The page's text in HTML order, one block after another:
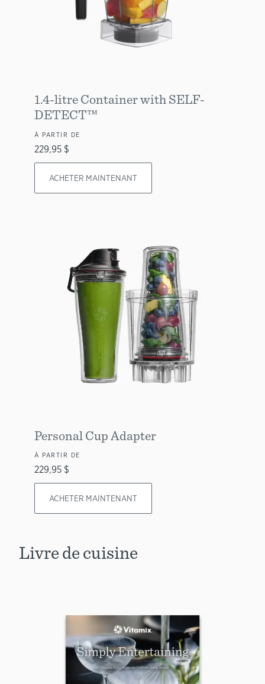
1.4-litre Container with SELF-
DETECT™
À PARTIR DE
229,95 $
ACHETER MAINTENANT
Personal Cup Adapter
À PARTIR DE
229,95 $
ACHETER MAINTENANT
Livre de cuisine